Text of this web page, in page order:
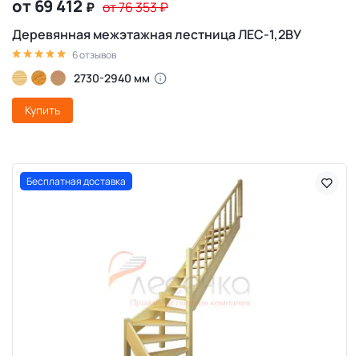
от 69 412 ₽ от 76 353₽
Деревянная межэтажная лестница ЛЕС-1,2ВУ
6 отзывов
2730-2940 мм
Купить
Бесплатная доставка